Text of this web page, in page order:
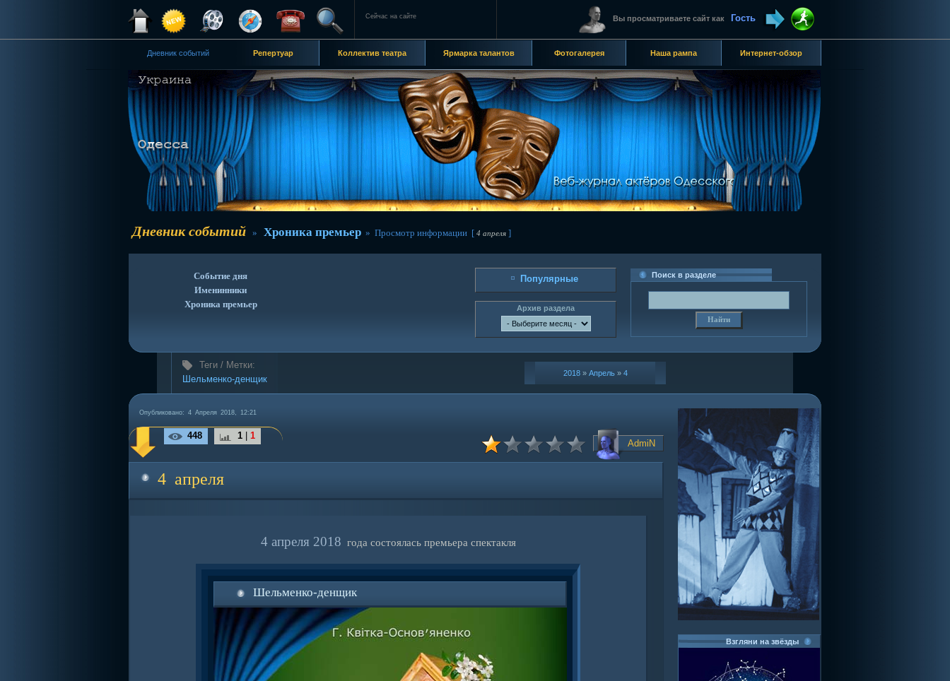
Сейчас на сайте Вы просматриваете сайт как Гость
Дневник событий Репертуар Коллектив театра Ярмарка талантов Фотогалерея Наша рампа Интернет-обзор
Дневник событий » Хроника премьер » Просмотр информации [ 4 апреля ]
Событие дня
Именинники
Хроника премьер
Популярные
Архив раздела
Поиск в разделе
Теги / Метки:
Шельменко-денщик
2018 » Апрель » 4
Опубликовано: 4 Апреля 2018, 12:21
448 1 1
AdmiN
4 апреля
4 апреля 2018 года состоялась премьера спектакля
Шельменко-денщик
Взгляни на звёзды